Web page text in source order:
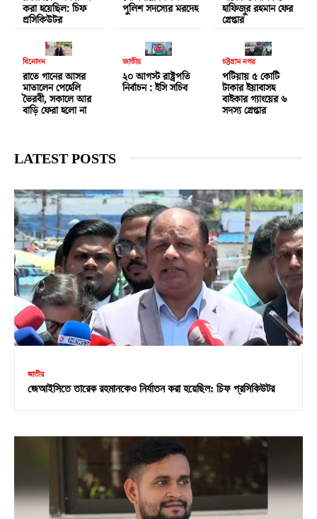
করা হয়েছিল: চিফ
প্রসিকিউটর
পুলিশ সদস্যের মরদেহ
হাফিজুর রহমান ফের
গ্রেপ্তার
বিনোদন
রাতে গানের আসর
মাতালেন পেহেলি
ভৈরবী, সকালে আর
বাড়ি ফেরা হলো না
জাতীয়
২০ আগস্ট রাষ্ট্রপতি
নির্বাচন : ইসি সচিব
চট্টগ্রাম নগর
পটিয়ায় ৫ কোটি
টাকার ইয়াবাসহ
বাইকার গ্যাংয়ের ৬
সদস্য গ্রেপ্তার
LATEST POSTS
জাতীয়
জেআইসিতে তারেক রহমানকেও নির্যাতন করা হয়েছিল: চিফ প্রসিকিউটর